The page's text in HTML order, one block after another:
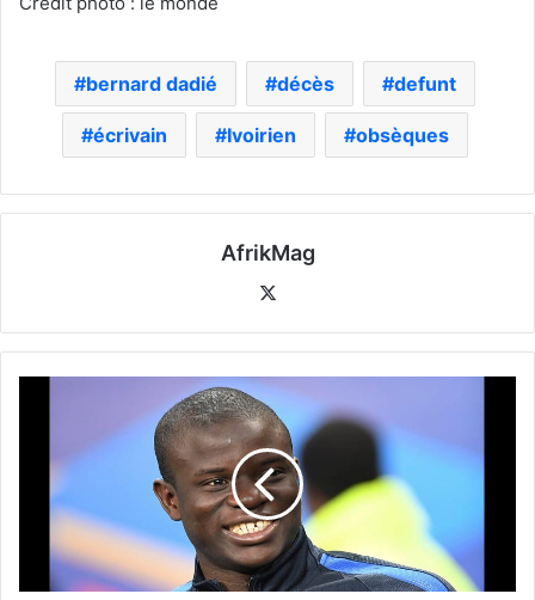
bernard dadié décès defunt
écrivain Ivoirien obsèques
AfrikMag